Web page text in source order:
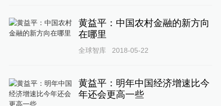
黄益平：中国农村金融的新方向
在哪里
全球智库 2018-05-22
黄益平：明年中国经济增速比今
年还会更高一些